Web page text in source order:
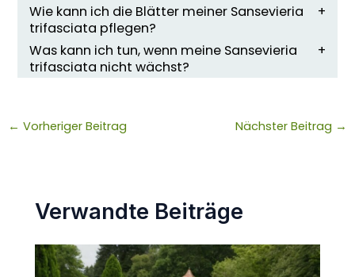
Wie kann ich die Blätter meiner Sansevieria
trifasciata pflegen?
Was kann ich tun, wenn meine Sansevieria
trifasciata nicht wächst?
← Vorheriger Beitrag Nächster Beitrag →
Verwandte Beiträge